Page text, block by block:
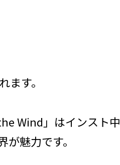
ます。
Wind」はインスト
魅力です。